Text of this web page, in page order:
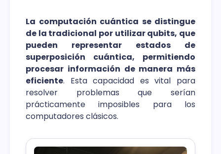
La computación cuántica se distingue
de la tradicional por utilizar qubits, que
pueden representar estados de
superposición cuántica, permitiendo
procesar información de manera más
eficiente. Esta capacidad es vital para
resolver problemas que serían
prácticamente imposibles para los
computadores clásicos.